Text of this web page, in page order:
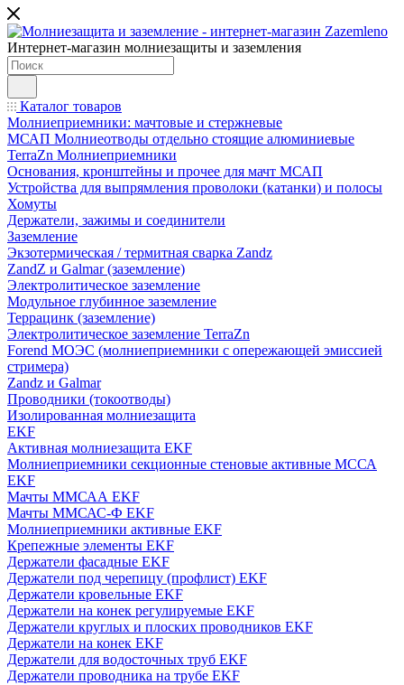
Интернет-магазин молниезащиты и заземления
Каталог товаров
Молниеприемники: мачтовые и стержневые
МСАП Молниеотводы отдельно стоящие алюминиевые
TerraZn Молниеприемники
Основания, кронштейны и прочее для мачт МСАП
Устройства для выпрямления проволоки (катанки) и полосы
Хомуты
Держатели, зажимы и соединители
Заземление
Экзотермическая / термитная сварка Zandz
ZandZ и Galmar (заземление)
Электролитическое заземление
Модульное глубинное заземление
Террацинк (заземление)
Электролитическое заземление TerraZn
Forend МОЭС (молниеприемники с опережающей эмиссией
стримера)
Zandz и Galmar
Проводники (токоотводы)
Изолированная молниезащита
EKF
Активная молниезащита EKF
Молниеприемники секционные стеновые активные МССА
EKF
Мачты ММСАА EKF
Мачты ММСАС-Ф EKF
Молниеприемники активные EKF
Крепежные элементы EKF
Держатели фасадные EKF
Держатели под черепицу (профлист) EKF
Держатели кровельные EKF
Держатели на конек регулируемые EKF
Держатели круглых и плоских проводников EKF
Держатели на конек EKF
Держатели для водосточных труб EKF
Держатели проводника на трубе EKF